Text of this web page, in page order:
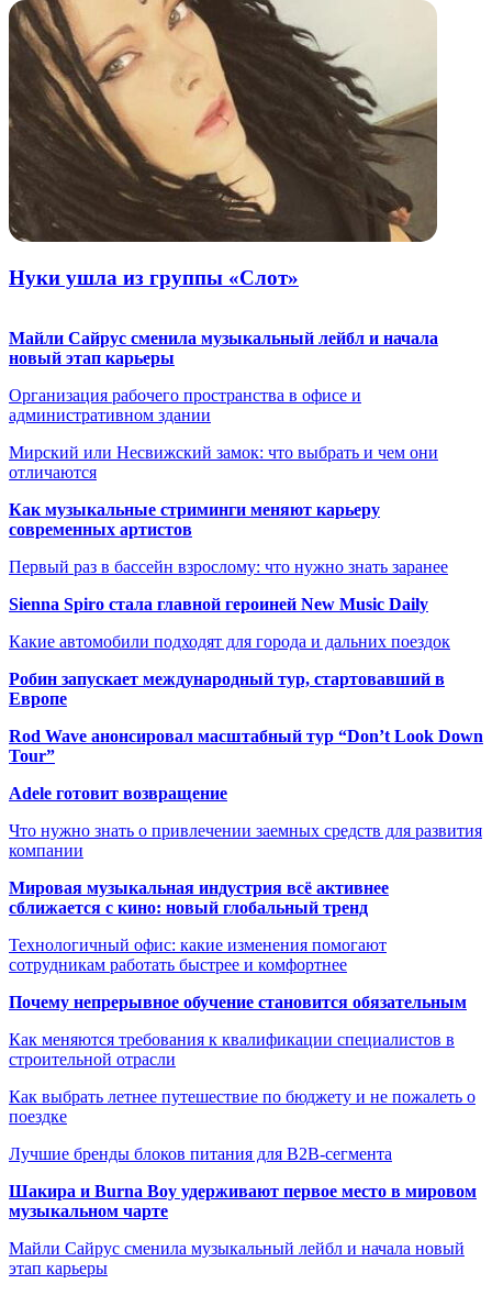
Нуки ушла из группы «Слот»
Майли Сайрус сменила музыкальный лейбл и начала
новый этап карьеры
Организация рабочего пространства в офисе и
административном здании
Мирский или Несвижский замок: что выбрать и чем они
отличаются
Как музыкальные стриминги меняют карьеру
современных артистов
Первый раз в бассейн взрослому: что нужно знать заранее
Sienna Spiro стала главной героиней New Music Daily
Какие автомобили подходят для города и дальних поездок
Робин запускает международный тур, стартовавший в
Европе
Rod Wave анонсировал масштабный тур “Don’t Look Down
Tour”
Adele готовит возвращение
Что нужно знать о привлечении заемных средств для развития
компании
Мировая музыкальная индустрия всё активнее
сближается с кино: новый глобальный тренд
Технологичный офис: какие изменения помогают
сотрудникам работать быстрее и комфортнее
Почему непрерывное обучение становится обязательным
Как меняются требования к квалификации специалистов в
строительной отрасли
Как выбрать летнее путешествие по бюджету и не пожалеть о
поездке
Лучшие бренды блоков питания для B2B-сегмента
Шакира и Burna Boy удерживают первое место в мировом
музыкальном чарте
Майли Сайрус сменила музыкальный лейбл и начала новый
этап карьеры